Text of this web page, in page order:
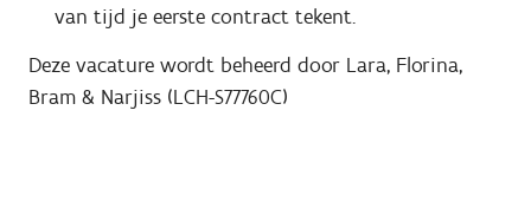
van tijd je eerste contract tekent.
Deze vacature wordt beheerd door Lara, Florina,
Bram & Narjiss (LCH-S77760C)